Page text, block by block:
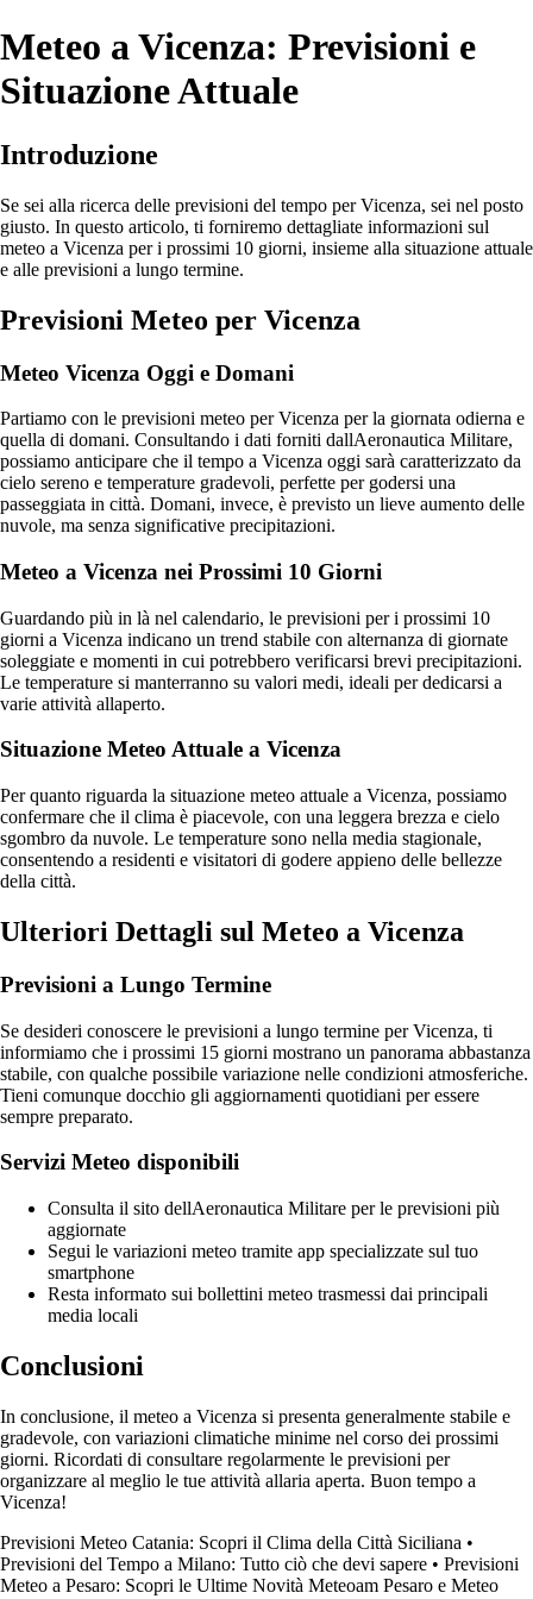
Meteo a Vicenza: Previsioni e
Situazione Attuale
Introduzione
Se sei alla ricerca delle previsioni del tempo per Vicenza, sei nel posto
giusto. In questo articolo, ti forniremo dettagliate informazioni sul
meteo a Vicenza per i prossimi 10 giorni, insieme alla situazione attuale
e alle previsioni a lungo termine.
Previsioni Meteo per Vicenza
Meteo Vicenza Oggi e Domani
Partiamo con le previsioni meteo per Vicenza per la giornata odierna e
quella di domani. Consultando i dati forniti dallAeronautica Militare,
possiamo anticipare che il tempo a Vicenza oggi sarà caratterizzato da
cielo sereno e temperature gradevoli, perfette per godersi una
passeggiata in città. Domani, invece, è previsto un lieve aumento delle
nuvole, ma senza significative precipitazioni.
Meteo a Vicenza nei Prossimi 10 Giorni
Guardando più in là nel calendario, le previsioni per i prossimi 10
giorni a Vicenza indicano un trend stabile con alternanza di giornate
soleggiate e momenti in cui potrebbero verificarsi brevi precipitazioni.
Le temperature si manterranno su valori medi, ideali per dedicarsi a
varie attività allaperto.
Situazione Meteo Attuale a Vicenza
Per quanto riguarda la situazione meteo attuale a Vicenza, possiamo
confermare che il clima è piacevole, con una leggera brezza e cielo
sgombro da nuvole. Le temperature sono nella media stagionale,
consentendo a residenti e visitatori di godere appieno delle bellezze
della città.
Ulteriori Dettagli sul Meteo a Vicenza
Previsioni a Lungo Termine
Se desideri conoscere le previsioni a lungo termine per Vicenza, ti
informiamo che i prossimi 15 giorni mostrano un panorama abbastanza
stabile, con qualche possibile variazione nelle condizioni atmosferiche.
Tieni comunque docchio gli aggiornamenti quotidiani per essere
sempre preparato.
Servizi Meteo disponibili
Consulta il sito dellAeronautica Militare per le previsioni più
aggiornate
Segui le variazioni meteo tramite app specializzate sul tuo
smartphone
Resta informato sui bollettini meteo trasmessi dai principali
media locali
Conclusioni
In conclusione, il meteo a Vicenza si presenta generalmente stabile e
gradevole, con variazioni climatiche minime nel corso dei prossimi
giorni. Ricordati di consultare regolarmente le previsioni per
organizzare al meglio le tue attività allaria aperta. Buon tempo a
Vicenza!
Previsioni Meteo Catania: Scopri il Clima della Città Siciliana •
Previsioni del Tempo a Milano: Tutto ciò che devi sapere • Previsioni
Meteo a Pesaro: Scopri le Ultime Novità Meteoam Pesaro e Meteo